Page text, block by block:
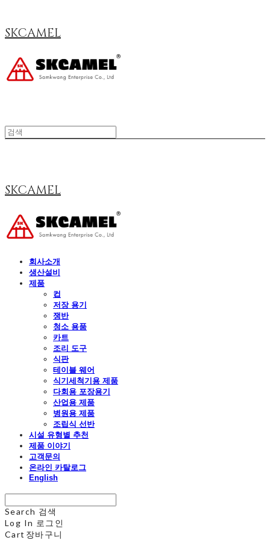
SKCAMEL
SKCAMEL
회사소개
생산설비
제품
컵
저장 용기
쟁반
청소 용품
카트
조리 도구
식판
테이블 웨어
식기세척기용 제품
다회용 포장용기
산업용 제품
병원용 제품
조립식 선반
시설 유형별 추천
제품 이야기
고객문의
온라인 카탈로그
English
Search 검색
Log In 로그인
Cart 장바구니